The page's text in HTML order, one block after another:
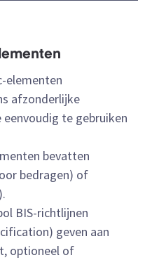
elementen
afzonderlijke
te gebruiken
bevatten
bedragen) of
BIS-richtlijnen
geven aan
optioneel of